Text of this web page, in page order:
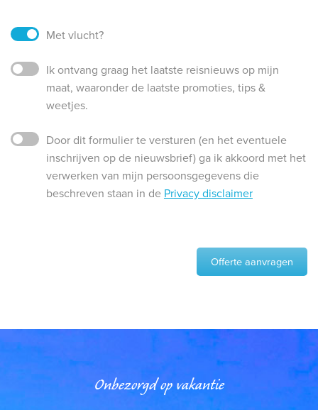
Met vlucht?
Ik ontvang graag het laatste reisnieuws op mijn
maat, waaronder de laatste promoties, tips &
weetjes.
Door dit formulier te versturen (en het eventuele
inschrijven op de nieuwsbrief) ga ik akkoord met het
verwerken van mijn persoonsgegevens die
beschreven staan in de Privacy disclaimer
Offerte aanvragen
Onbezorgd op vakantie